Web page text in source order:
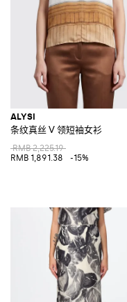
ALYSI
条纹真丝 V 领短袖女衫
RMB 2,225.19
RMB 1,891.38
-15%